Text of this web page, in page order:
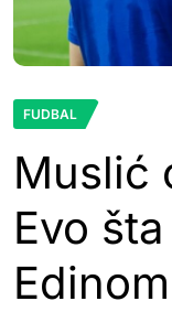
FUDBAL
Muslić
Evo